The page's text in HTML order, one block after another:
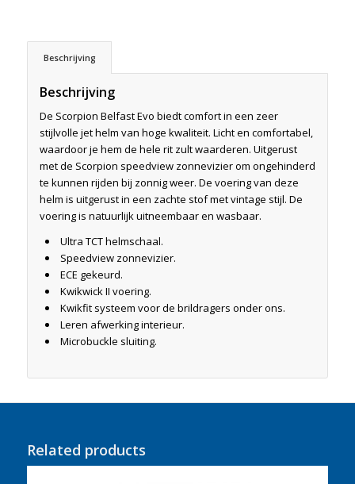
Beschrijving
Beschrijving
De Scorpion Belfast Evo biedt comfort in een zeer
stijlvolle jet helm van hoge kwaliteit. Licht en comfortabel,
waardoor je hem de hele rit zult waarderen. Uitgerust
met de Scorpion speedview zonnevizier om ongehinderd
te kunnen rijden bij zonnig weer. De voering van deze
helm is uitgerust in een zachte stof met vintage stijl. De
voering is natuurlijk uitneembaar en wasbaar.
Ultra TCT helmschaal.
Speedview zonnevizier.
ECE gekeurd.
Kwikwick II voering.
Kwikfit systeem voor de brildragers onder ons.
Leren afwerking interieur.
Microbuckle sluiting.
Related products